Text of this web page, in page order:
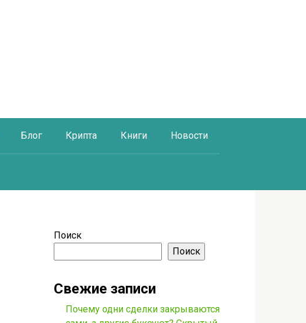
Блог Крипта Книги Новости
Поиск
Поиск
Свежие записи
Почему одни сделки закрываются